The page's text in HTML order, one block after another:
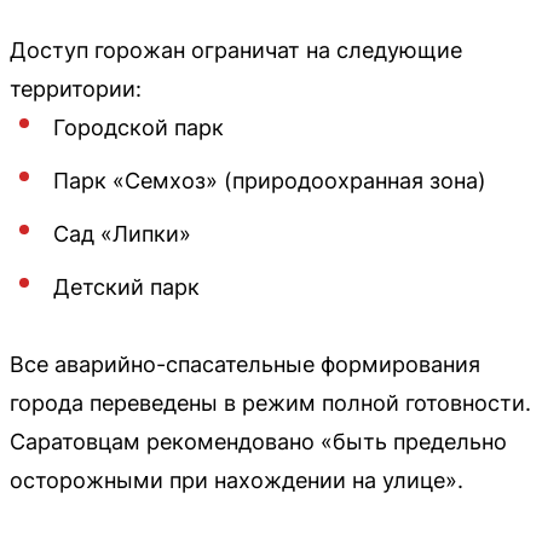
Доступ горожан ограничат на следующие
территории:
Городской парк
Парк «Семхоз» (природоохранная зона)
Сад «Липки»
Детский парк
Все аварийно-спасательные формирования
города переведены в режим полной готовности.
Саратовцам рекомендовано «быть предельно
осторожными при нахождении на улице».